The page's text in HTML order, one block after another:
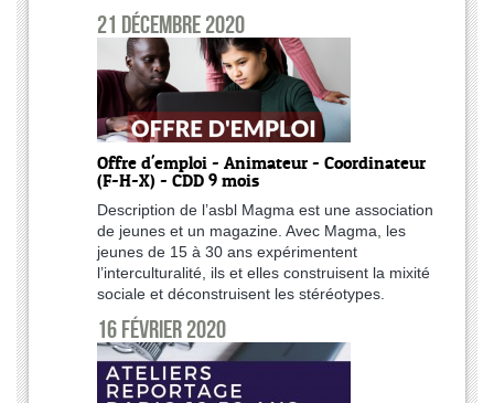
21 décembre 2020
Offre d'emploi - Animateur - Coordinateur
(F-H-X) - CDD 9 mois
Description de l’asbl Magma est une association
de jeunes et un magazine. Avec Magma, les
jeunes de 15 à 30 ans expérimentent
l’interculturalité, ils et elles construisent la mixité
sociale et déconstruisent les stéréotypes.
16 février 2020